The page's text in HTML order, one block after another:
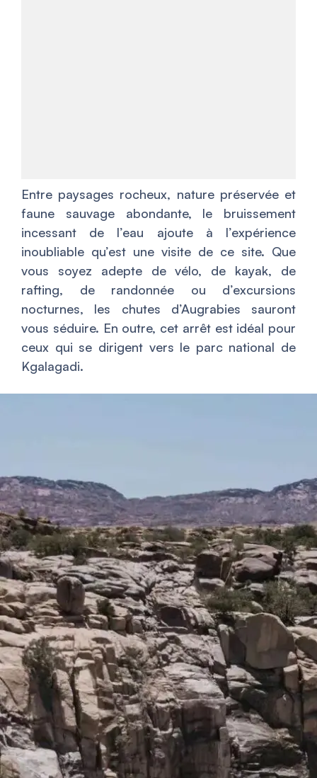
Entre paysages rocheux, nature préservée et
faune sauvage abondante, le bruissement
incessant de l’eau ajoute à l’expérience
inoubliable qu’est une visite de ce site. Que
vous soyez adepte de vélo, de kayak, de
rafting, de randonnée ou d’excursions
nocturnes, les chutes d’Augrabies sauront
vous séduire. En outre, cet arrêt est idéal pour
ceux qui se dirigent vers le parc national de
Kgalagadi.